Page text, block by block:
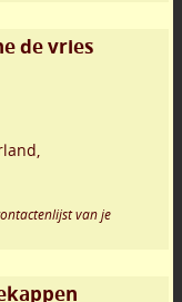
de vries
van je